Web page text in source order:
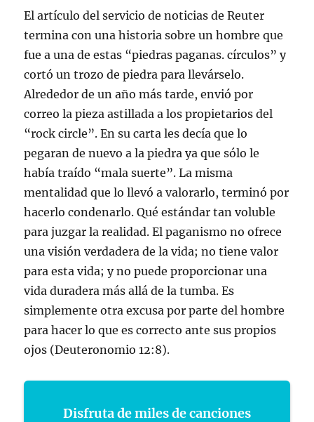
El artículo del servicio de noticias de Reuter
termina con una historia sobre un hombre que
fue a una de estas “piedras paganas. círculos” y
cortó un trozo de piedra para llevárselo.
Alrededor de un año más tarde, envió por
correo la pieza astillada a los propietarios del
“rock circle”. En su carta les decía que lo
pegaran de nuevo a la piedra ya que sólo le
había traído “mala suerte”. La misma
mentalidad que lo llevó a valorarlo, terminó por
hacerlo condenarlo. Qué estándar tan voluble
para juzgar la realidad. El paganismo no ofrece
una visión verdadera de la vida; no tiene valor
para esta vida; y no puede proporcionar una
vida duradera más allá de la tumba. Es
simplemente otra excusa por parte del hombre
para hacer lo que es correcto ante sus propios
ojos (Deuteronomio 12:8).
Disfruta de miles de canciones